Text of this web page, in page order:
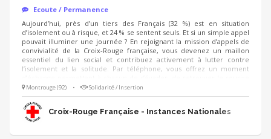
Ecoute / Permanence
Aujourd’hui, près d’un tiers des Français (32 %) est en situation
d’isolement ou à risque, et 24 % se sentent seuls. Et si un simple appel
pouvait illuminer une journée ? En rejoignant la mission d’appels de
convivialité de la Croix-Rouge française, vous devenez un maillon
essentiel du lien social et contribuez activement à lutter contre
l’isolement et la solitude. Par téléphone, vous offrez un moment
et de se sentir considéré. Cette mission s’adresse à toute personne
qui en ressent le besoin sans distinction : personnes âgées,
personnes en situation de handicap, aidants, parents isolés, jeunes,
personnes précaires, …
Montrouge (92) • Solidarité / Insertion
Croix-Rouge Française - Instances Nationales